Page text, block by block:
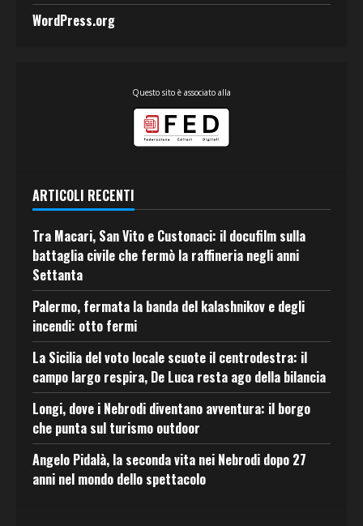
WordPress.org
Questo sito è associato alla
ARTICOLI RECENTI
Tra Macari, San Vito e Custonaci: il docufilm sulla
battaglia civile che fermò la raffineria negli anni
Settanta
Palermo, fermata la banda del kalashnikov e degli
incendi: otto fermi
La Sicilia del voto locale scuote il centrodestra: il
campo largo respira, De Luca resta ago della bilancia
Longi, dove i Nebrodi diventano avventura: il borgo
che punta sul turismo outdoor
Angelo Pidalà, la seconda vita nei Nebrodi dopo 27
anni nel mondo dello spettacolo